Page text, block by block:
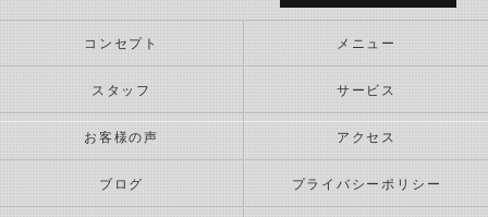
コンセプト メニュー
スタッフ サービス
お客様の声 アクセス
ブログ プライバシーポリシー